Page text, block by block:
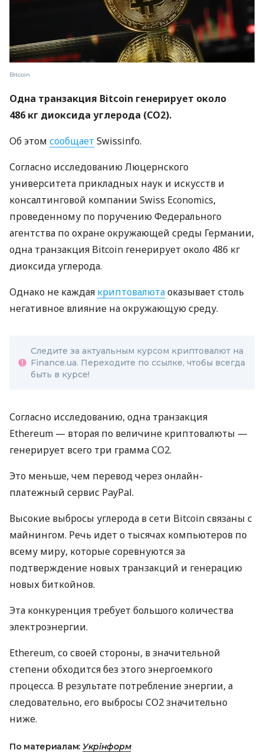
Bitcoin
Одна транзакция Bitcoin генерирует около
486 кг диоксида углерода (CO2).
Об этом сообщает Swissinfo.
Согласно исследованию Люцернского
университета прикладных наук и искусств и
консалтинговой компании Swiss Economics,
проведенному по поручению Федерального
агентства по охране окружающей среды Германии,
одна транзакция Bitcoin генерирует около 486 кг
диоксида углерода.
Однако не каждая криптовалютаоказывает столь
негативное влияние на окружающую среду.
Следите за актуальным курсом криптовалют на
Finance.ua. Переходите по ссылке, чтобы всегда
быть в курсе!
Согласно исследованию, одна транзакция
Ethereum — вторая по величине криптовалюты —
генерирует всего три грамма CO2.
Это меньше, чем перевод через онлайн-
платежный сервис PayPal.
Высокие выбросы углерода в сети Bitcoin связаны с
майнингом. Речь идет о тысячах компьютеров по
всему миру, которые соревнуются за
подтверждение новых транзакций и генерацию
новых биткойнов.
Эта конкуренция требует большого количества
электроэнергии.
Ethereum, со своей стороны, в значительной
степени обходится без этого энергоемкого
процесса. В результате потребление энергии, а
следовательно, его выбросы CO2 значительно
ниже.
По материалам: Укрінформ